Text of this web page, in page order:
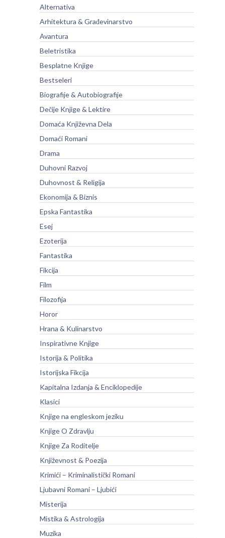
Alternativa
Arhitektura & Građevinarstvo
Avantura
Beletristika
Besplatne Knjige
Bestseleri
Biografije & Autobiografije
Dečije Knjige & Lektire
Domaća Književna Dela
Domaći Romani
Drama
Duhovni Razvoj
Duhovnost & Religija
Ekonomija & Biznis
Epska Fantastika
Esej
Ezoterija
Fantastika
Fikcija
Film
Filozofija
Horor
Hrana & Kulinarstvo
Inspirativne Knjige
Istorija & Politika
Istorijska Fikcija
Kapitalna Izdanja & Enciklopedije
Klasici
Knjige na engleskom jeziku
Knjige O Zdravlju
Knjige Za Roditelje
Književnost & Poezija
Krimići – Kriminalistički Romani
Ljubavni Romani – Ljubići
Misterija
Mistika & Astrologija
Muzika